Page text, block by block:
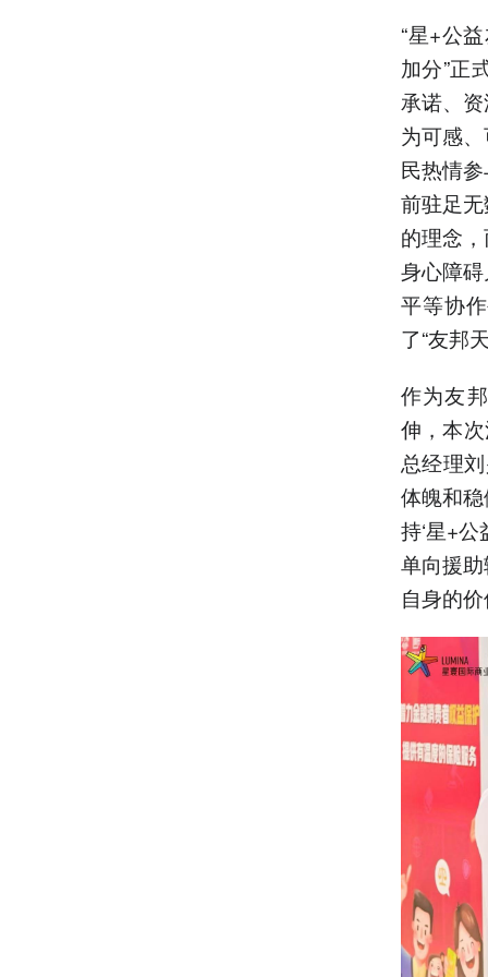
“星+公
加分”正
承诺、
为可感
民热情
前驻足
的理念
身心障
平等协
了“友邦
作为友
伸，本
总经理
体魄和
持‘星+
单向援
自身的价